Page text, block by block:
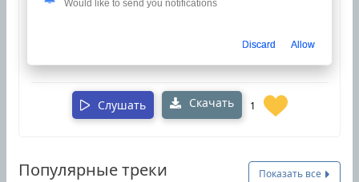
Оцените трек
Слушать Скачать 1
Популярные треки Показать все
Would like to send you notifications
Discard Allow